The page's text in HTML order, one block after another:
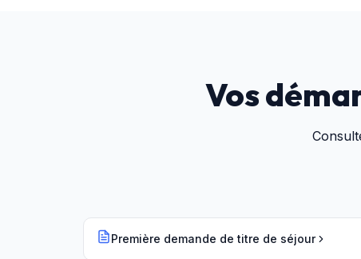
Vos
Première demande de titre de séjour